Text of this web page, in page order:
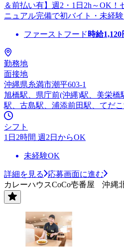
＆前払い有】週2・1日2h～OK
ニュアル完備で初バイト・未経
ファーストフード 時給1,120
勤務地
面接地
沖縄県糸満市潮平603-1
旭橋駅、県庁前(沖縄)駅、美栄橋
駅、古島駅、浦添前田駅、てだ
シフト
1日2時間 週2日からOK
未経験OK
詳細を見る
応募画面に進む
カレーハウスCoCo壱番屋 沖縄